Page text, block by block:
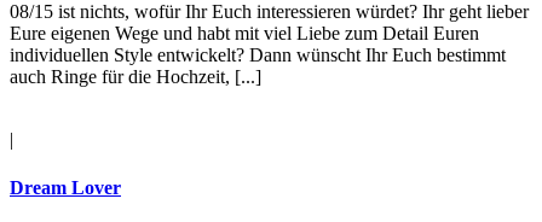
08/15 ist nichts, wofür Ihr Euch interessieren würdet? Ihr geht lieber
Eure eigenen Wege und habt mit viel Liebe zum Detail Euren
individuellen Style entwickelt? Dann wünscht Ihr Euch bestimmt
auch Ringe für die Hochzeit, [...]
|
Dream Lover